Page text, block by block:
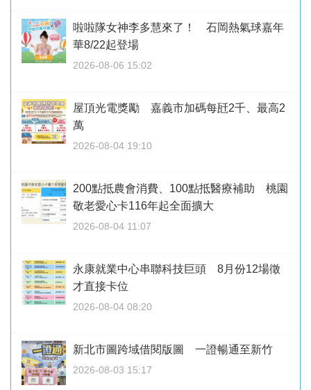
啦啦隊女神李多慧來了！ 石岡熱氣球嘉年
華8/22起登場
2026-08-06 15:02
屋頂光電獎勵 嘉義市加碼每瓩2千、最高2
萬
2026-08-04 19:10
200點抵農會消費、100點抵醫療補助 桃園
敬老愛心卡116年起全面擴大
2026-08-04 11:07
永康就業中心串聯科技巨頭 8月份12場徵
才直接卡位
2026-08-04 08:20
新北市圖跨域借閱版圖 一證暢通至新竹
2026-08-03 15:17